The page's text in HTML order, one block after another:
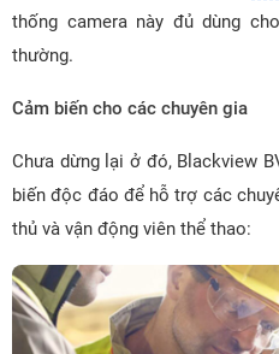
thống camera này đủ dùng
thường.
Cảm biến cho các chuyên gia
Chưa dừng lại ở đó, Blackview
biến độc đáo để hỗ trợ các
thủ và vận động viên thể thao: